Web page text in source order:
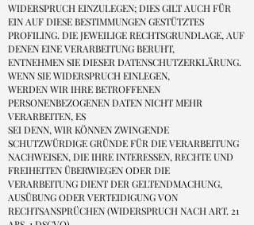
WIDERSPRUCH EINZULEGEN; DIES GILT AUCH FÜR
EIN AUF DIESE BESTIMMUNGEN GESTÜTZTES
PROFILING. DIE JEWEILIGE RECHTSGRUNDLAGE, AUF
DENEN EINE VERARBEITUNG BERUHT,
ENTNEHMEN SIE DIESER DATENSCHUTZERKLÄRUNG.
WENN SIE WIDERSPRUCH EINLEGEN,
WERDEN WIR IHRE BETROFFENEN
PERSONENBEZOGENEN DATEN NICHT MEHR
VERARBEITEN, ES
SEI DENN, WIR KÖNNEN ZWINGENDE
SCHUTZWÜRDIGE GRÜNDE FÜR DIE VERARBEITUNG
NACHWEISEN, DIE IHRE INTERESSEN, RECHTE UND
FREIHEITEN ÜBERWIEGEN ODER DIE
VERARBEITUNG DIENT DER GELTENDMACHUNG,
AUSÜBUNG ODER VERTEIDIGUNG VON
RECHTSANSPRÜCHEN (WIDERSPRUCH NACH ART. 21